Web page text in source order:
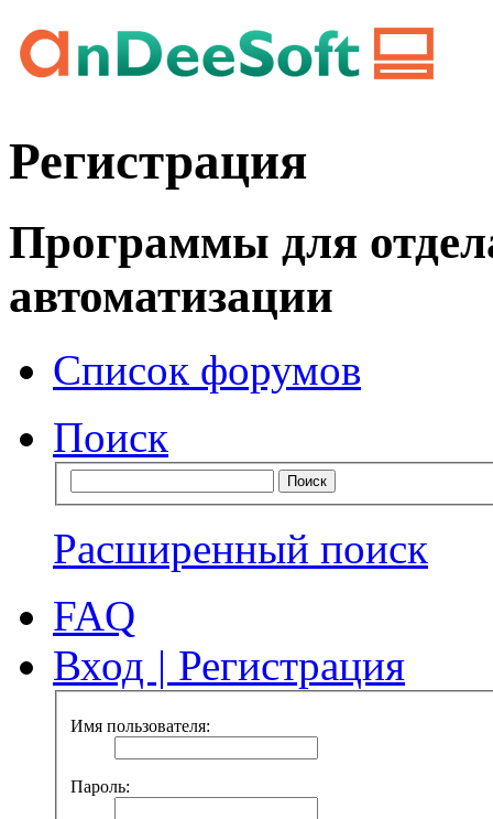
Регистрация
Программы для
автоматизации
Список форумов
Поиск
Расширенный поиск
FAQ
Вход | Регистрация
Имя пользователя:
Пароль: